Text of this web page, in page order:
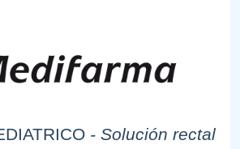
- Solución rectal